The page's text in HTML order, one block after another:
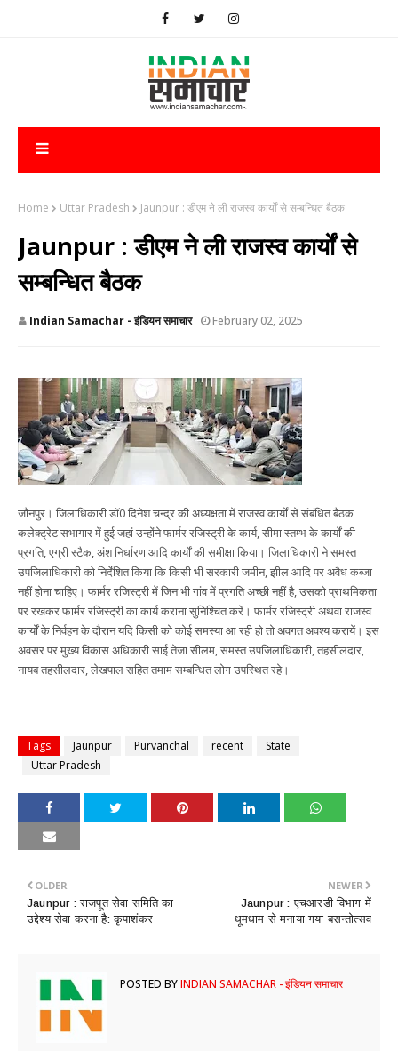
Home Uttar Pradesh Jaunpur : ​डीएम ने ली राजस्व कार्यों से सम्बन्धित बैठक
Jaunpur : ​डीएम ने ली राजस्व कार्यों से
सम्बन्धित बैठक
Indian Samachar - इंडियन समाचार February 02, 2025
जौनपुर। जिलाधिकारी डॉ0 दिनेश चन्द्र की अध्यक्षता में राजस्व कार्यों से संबंधित बैठक
कलेक्ट्रेट सभागार में हुई जहां उन्होंने फार्मर रजिस्ट्री के कार्य, सीमा स्तम्भ के कार्यों की
प्रगति, एग्री स्टैक, अंश निर्धारण आदि कार्यों की समीक्षा किया। जिलाधिकारी ने समस्त
उपजिलाधिकारी को निर्देशित किया कि किसी भी सरकारी जमीन, झील आदि पर अवैध कब्जा
नहीं होना चाहिए। फार्मर रजिस्ट्री में जिन भी गांव में प्रगति अच्छी नहीं है, उसको प्राथमिकता
पर रखकर फार्मर रजिस्ट्री का कार्य कराना सुनिश्चित करें। फार्मर रजिस्ट्री अथवा राजस्व
कार्यों के निर्वहन के दौरान यदि किसी को कोई समस्या आ रही हो तो अवगत अवश्य करायें। इस
अवसर पर मुख्य विकास अधिकारी साई तेजा सीलम, समस्त उपजिलाधिकारी, तहसीलदार,
नायब तहसीलदार, लेखपाल सहित तमाम सम्बन्धित लोग उपस्थित रहे।
Tags Jaunpur Purvanchal recent
State
Uttar Pradesh
NEWER
Jaunpur : ​एचआरडी विभाग में
धूमधाम से मनाया गया बसन्तोत्सव
OLDER
Jaunpur : ​राजपूत सेवा समिति का
उद्देश्य सेवा करना है: कृपाशंकर
POSTED BYINDIAN SAMACHAR - इंडियन समाचार